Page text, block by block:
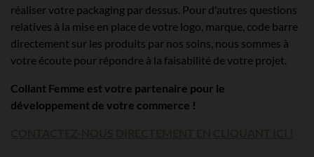
réaliser votre packaging par dessus. Pour d'autres questions
relatives à la mise en place de votre logo, marque, code barre
directement sur les produits par nos soins, nous sommes à
votre écoute pour répondre à la faisabilité de votre projet.
Collant Femme est votre partenaire pour le
développement de votre commerce !